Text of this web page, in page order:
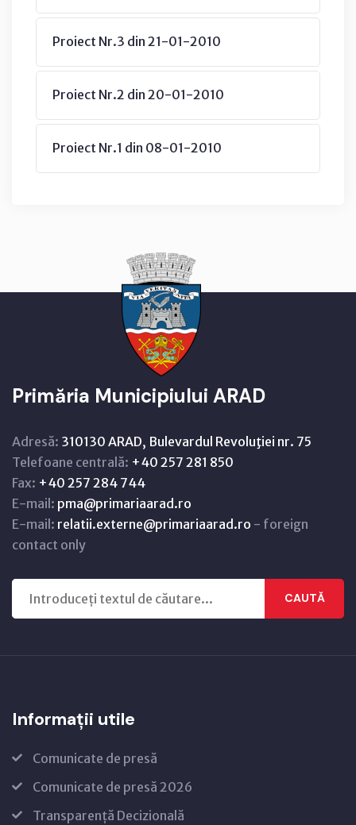
Proiect Nr.3 din 21-01-2010
Proiect Nr.2 din 20-01-2010
Proiect Nr.1 din 08-01-2010
Primăria Municipiului ARAD
Adresă: 310130 ARAD, Bulevardul Revoluţiei nr. 75
Telefoane centrală: +40 257 281 850
Fax: +40 257 284 744
E-mail: pma@primariaarad.ro
E-mail: relatii.externe@primariaarad.ro - foreign
contact only
CAUTĂ
Informații utile
Comunicate de presă
Comunicate de presă 2026
Transparență Decizională